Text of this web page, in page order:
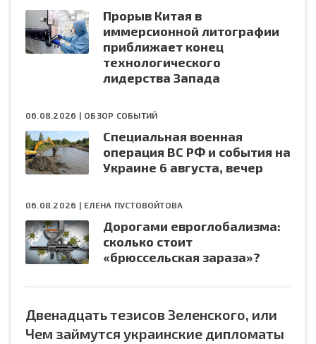
Прорыв Китая в
иммерсионной литографии
приближает конец
технологического
лидерства Запада
06.08.2026 | ОБЗОР СОБЫТИЙ
Специальная военная
операция ВС РФ и события на
Украине 6 августа, вечер
06.08.2026 | ЕЛЕНА ПУСТОВОЙТОВА
Дорогами евроглобализма:
сколько стоит
«брюссельская зараза»?
Двенадцать тезисов Зеленского, или
Чем займутся украинские дипломаты